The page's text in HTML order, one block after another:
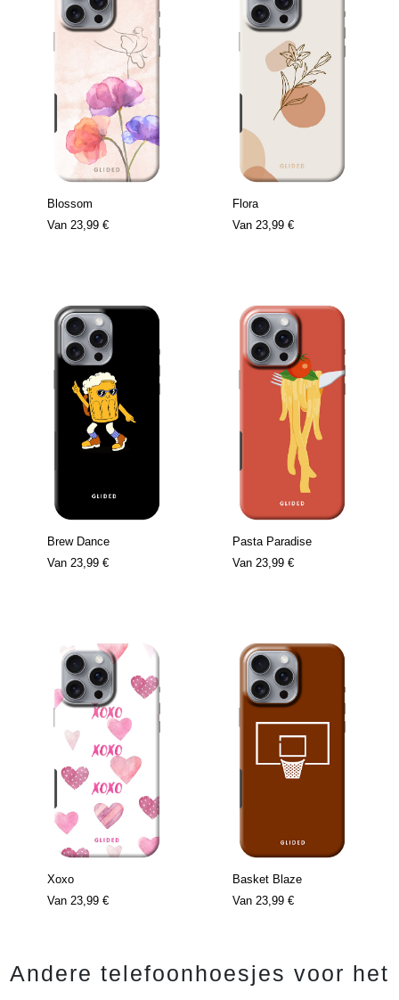
Blossom
Van 23,99 €
Flora
Van 23,99 €
Brew Dance
Van 23,99 €
Pasta Paradise
Van 23,99 €
Xoxo
Van 23,99 €
Basket Blaze
Van 23,99 €
Andere telefoonhoesjes voor het